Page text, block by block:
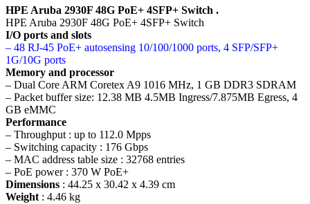
HPE Aruba 2930F 48G PoE+ 4SFP+ Switch .
HPE Aruba 2930F 48G PoE+ 4SFP+ Switch
I/O ports and slots
– 48 RJ-45 PoE+ autosensing 10/100/1000 ports, 4 SFP/SFP+
1G/10G ports
Memory and processor
– Dual Core ARM Coretex A9 1016 MHz, 1 GB DDR3 SDRAM
– Packet buffer size: 12.38 MB 4.5MB Ingress/7.875MB Egress, 4
GB eMMC
Performance
– Throughput : up to 112.0 Mpps
– Switching capacity : 176 Gbps
– MAC address table size : 32768 entries
– PoE power : 370 W PoE+
Dimensions : 44.25 x 30.42 x 4.39 cm
Weight: 4.46 kg